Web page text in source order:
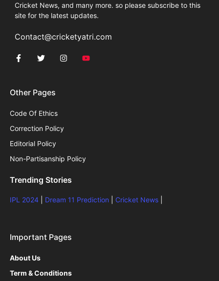
Cricket News, and many more. so please subscribe to this
site for the latest updates.
Contact@cricketyatri.com
Other Pages
Code Of Ethics
Correction Policy
Editorial Policy
Non-Partisanship Policy
Trending Stories
IPL 2024 Dream 11 Prediction Cricket News
Important Pages
About Us
Term & Conditions